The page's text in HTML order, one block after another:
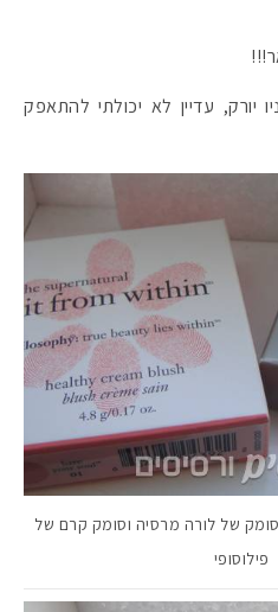
עדיין לא יכולתי להתאפק
של לורה מרסיה וסומק קרם של
פילוסופי